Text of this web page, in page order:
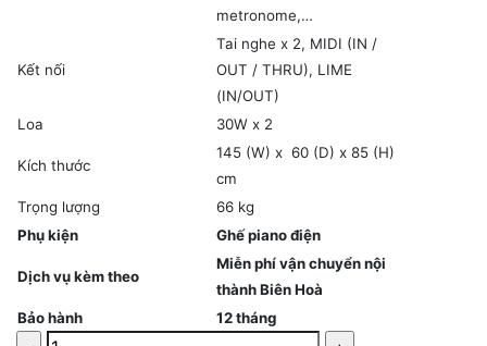
metronome,…
Kết nối
Tai nghe x 2, MIDI (IN /
OUT / THRU), LIME
(IN/OUT)
Loa
30W x 2
Kích thước
145 (W) x 60 (D) x 85 (H)
cm
Trọng lượng
66 kg
Phụ kiện
Ghế piano điện
Dịch vụ kèm theo
Miễn phí vận chuyển nội
thành Biên Hoà
Bảo hành
12 tháng